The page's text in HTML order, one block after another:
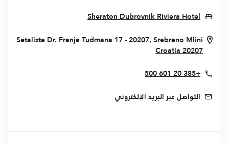
Sheraton Dubrovnik Riviera Hotel
Opens In New Window
Setaliste Dr. Franja Tudmana 17 - 20207, SrebrenoMlini
Croatia20207
Opens In New Window
+385 20 601 500
التواصل عبر البريد الإلكتروني